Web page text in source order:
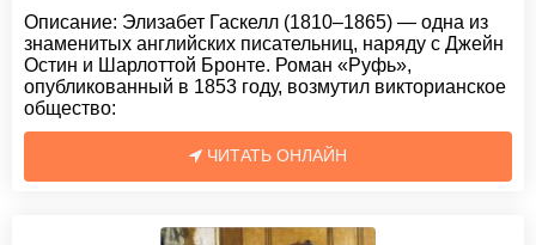
Описание: Элизабет Гаскелл (1810–1865) — одна из
знаменитых английских писательниц, наряду с Джейн
Остин и Шарлоттой Бронте. Роман «Руфь»,
опубликованный в 1853 году, возмутил викторианское
общество:
ЧИТАТЬ ОНЛАЙН